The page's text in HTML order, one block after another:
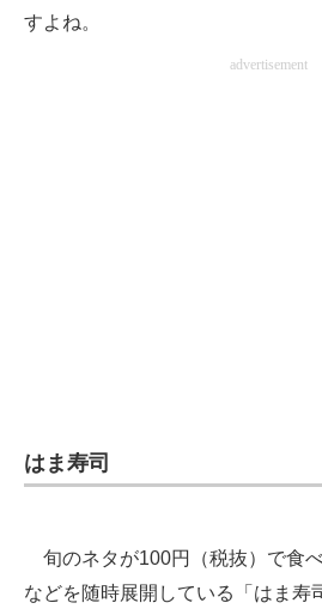
すよね。
advertisement
はま寿司
旬のネタが100円（税抜）で食
などを随時展開している「はま寿